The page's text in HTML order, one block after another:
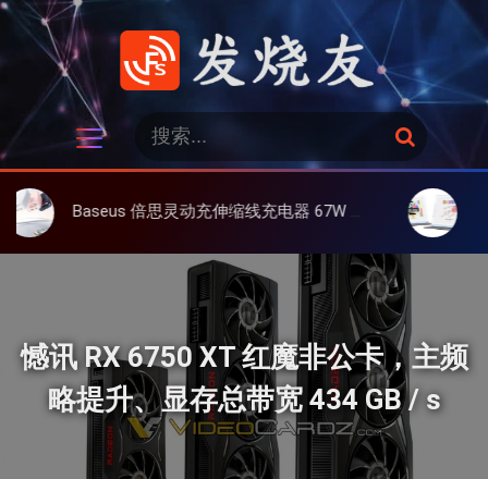
跳
发烧友
：
搜
索
Baseus 倍思灵动充伸缩线充电器 67W 3C，超耐用可伸缩线、氮化镓、3C多设备同时充 大上 Paperlike
憾讯 RX 6750 XT 红魔非公卡，主频
略提升、显存总带宽 434 GB / s